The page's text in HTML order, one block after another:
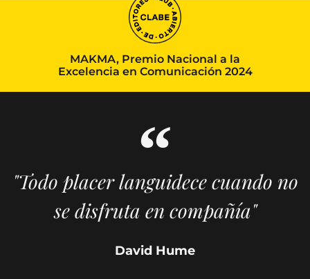
MAKMA, Premio Nacional a la
Excelencia en Comunicación 2024
"Todo placer languidece cuando no
se disfruta en compañía"
David Hume